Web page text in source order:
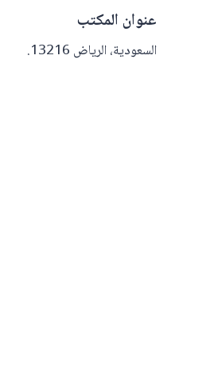
عنوان المكتب
السعودية، الرياض 13216.